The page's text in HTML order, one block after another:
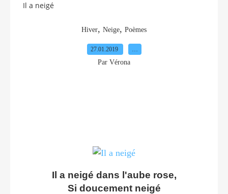
Il a neigé
Hiver, Neige, Poèmes
27.01.2019
Par Vérona
Il a neigé dans l'aube rose,
Si doucement neigé